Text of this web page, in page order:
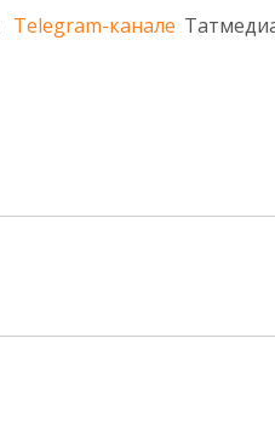
Telegram-канале